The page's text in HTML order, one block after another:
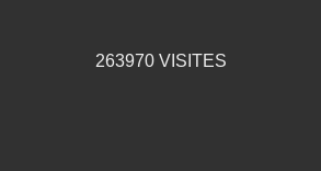
263970 VISITES